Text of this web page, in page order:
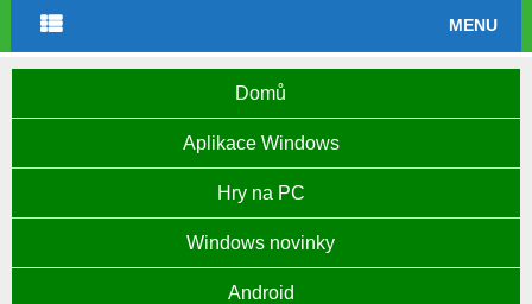
MENU
Domů
Aplikace Windows
Hry na PC
Windows novinky
Android